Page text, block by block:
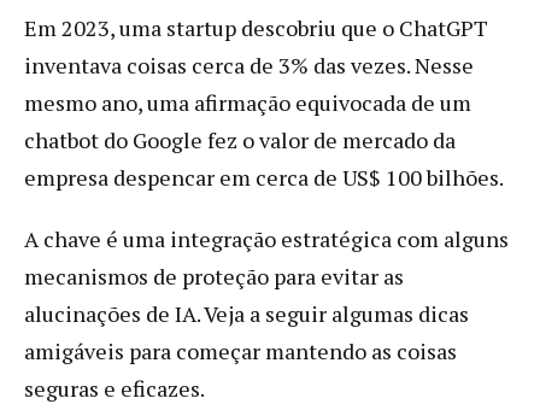
Em 2023, uma startup descobriu que o ChatGPT
inventava coisas cerca de 3% das vezes. Nesse
mesmo ano, uma afirmação equivocada de um
chatbot do Google fez o valor de mercado da
empresa despencar em cerca de US$ 100 bilhões.
A chave é uma integração estratégica com alguns
mecanismos de proteção para evitar as
alucinações de IA. Veja a seguir algumas dicas
amigáveis para começar mantendo as coisas
seguras e eficazes.